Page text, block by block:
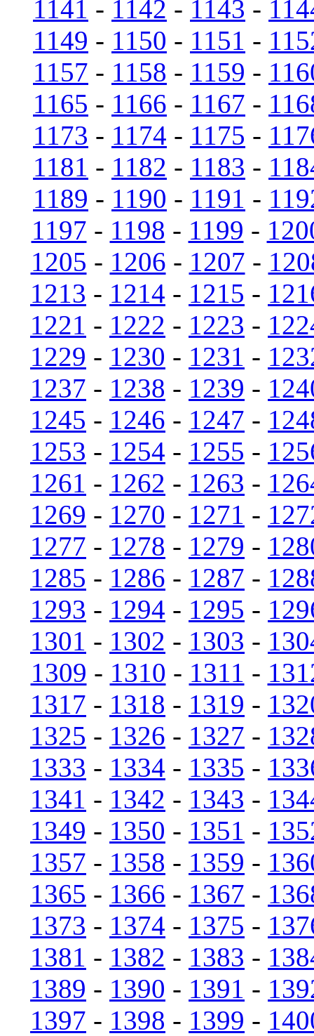
1141 - 1142 - 1143 -
1149 - 1150 - 1151 -
1157 - 1158 - 1159 -
1165 - 1166 - 1167 -
1173 - 1174 - 1175 -
1181 - 1182 - 1183 -
1189 - 1190 - 1191 -
1197 - 1198 - 1199 -
1205 - 1206 - 1207 -
1213 - 1214 - 1215 -
1221 - 1222 - 1223 -
1229 - 1230 - 1231 -
1237 - 1238 - 1239 -
1245 - 1246 - 1247 -
1253 - 1254 - 1255 -
1261 - 1262 - 1263 -
1269 - 1270 - 1271 -
1277 - 1278 - 1279 -
1285 - 1286 - 1287 -
1293 - 1294 - 1295 -
1301 - 1302 - 1303 -
1309 - 1310 - 1311 -
1317 - 1318 - 1319 -
1325 - 1326 - 1327 -
1333 - 1334 - 1335 -
1341 - 1342 - 1343 -
1349 - 1350 - 1351 -
1357 - 1358 - 1359 -
1365 - 1366 - 1367 -
1373 - 1374 - 1375 -
1381 - 1382 - 1383 -
1389 - 1390 - 1391 -
1397 - 1398 - 1399 -